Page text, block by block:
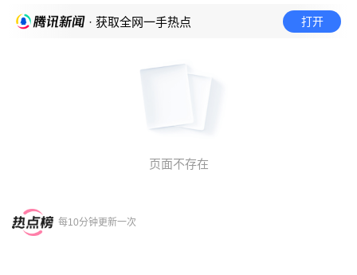
· 获取全网一手热点 打开
页面不存在
每10分钟更新一次